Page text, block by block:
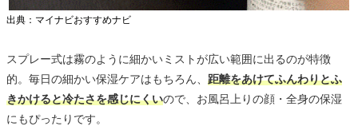
出典：マイナビおすすめナビ
スプレー式は霧のように細かいミストが広い範囲に出るのが特徴
的。毎日の細かい保湿ケアはもちろん、 距離をあけてふんわりとふ
きかけると冷たさを感じにくいので、お風呂上りの顔・全身の保湿
にもぴったりです。